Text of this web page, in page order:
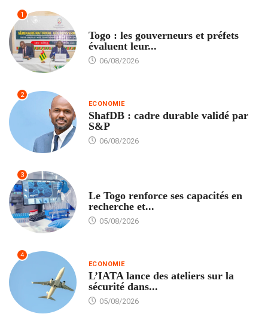
1
Togo : les gouverneurs et préfets
évaluent leur...
06/08/2026
2
ECONOMIE
ShafDB : cadre durable validé par
S&P
06/08/2026
3
Le Togo renforce ses capacités en
recherche et...
05/08/2026
4
ECONOMIE
L’IATA lance des ateliers sur la
sécurité dans...
05/08/2026